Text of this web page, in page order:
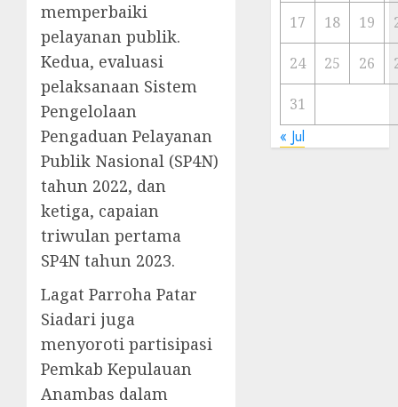
memperbaiki
pelayanan publik.
Kedua, evaluasi
pelaksanaan Sistem
Pengelolaan
Pengaduan Pelayanan
Publik Nasional (SP4N)
tahun 2022, dan
ketiga, capaian
triwulan pertama
SP4N tahun 2023.
Lagat Parroha Patar
Siadari juga
menyoroti partisipasi
Pemkab Kepulauan
Anambas dalam
17 18 19
24 25 26
31
« Jul